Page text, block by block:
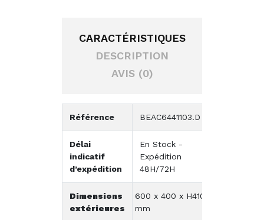
CARACTÉRISTIQUES
DESCRIPTION
AVIS (0)
Référence BEAC6441103.D
Délai
indicatif
d’expédition
En Stock -
Expédition
48H/72H
Dimensions
extérieures
600 x 400 x H410
mm